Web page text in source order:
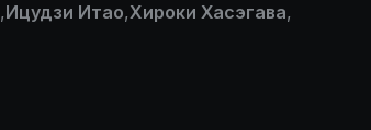
,Ицудзи Итао,Хироки Хасэгава,